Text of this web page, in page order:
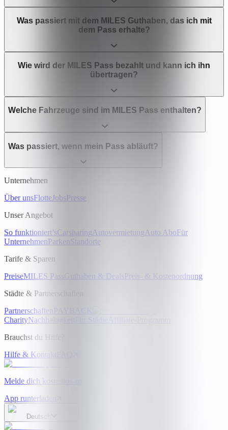
Was passiert mit dem MILES Guthaben, das ich mit
dem Pass erhalte?
Wie wird der MILES Pass bezahlt und kann ich ihn
übertragen?
Welche Fahrzeuge sind im MILES Pass enthalten?
Was passiert, wenn mein Pass abläuft?
Unternehmen
Über unsFlotteJobsPresse
Unser Angebot
So funktioniert’sCarsharing Autovermietung Auto AboFür
UnternehmenParkenStandorte
Tarife & Sparen
PreiseMILES Pass Guthaben & DealsPreis- & Kostenordnung
Städte & Partnerschaften
Partnerschaften
CharityNachhaltigkeit
Brauchst du Hilfe?
Hilfe & Kontakt
Melde dich kostenlos an
App runterladen
Deutsch